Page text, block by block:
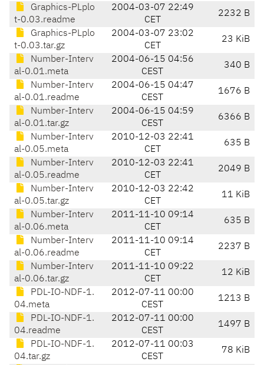
Graphics-PLplo
t-0.03.readme
2004-03-07 22:49
CET
2232 B
Graphics-PLplo
t-0.03.tar.gz
2004-03-07 23:02
CET
23 KiB
Number-Interv
al-0.01.meta
2004-06-15 04:56
CEST
340 B
Number-Interv
al-0.01.readme
2004-06-15 04:47
CEST
1676 B
Number-Interv
al-0.01.tar.gz
2004-06-15 04:59
CEST
6366 B
Number-Interv
al-0.05.meta
2010-12-03 22:41
CET
635 B
Number-Interv
al-0.05.readme
2010-12-03 22:41
CET
2049 B
Number-Interv
al-0.05.tar.gz
2010-12-03 22:42
CET
11 KiB
Number-Interv
al-0.06.meta
2011-11-10 09:14
CET
635 B
Number-Interv
al-0.06.readme
2011-11-10 09:14
CET
2237 B
Number-Interv
al-0.06.tar.gz
2011-11-10 09:22
CET
12 KiB
PDL-IO-NDF-1.
04.meta
2012-07-11 00:00
CEST
1213 B
PDL-IO-NDF-1.
04.readme
2012-07-11 00:00
CEST
1497 B
PDL-IO-NDF-1.
04.tar.gz
2012-07-11 00:03
CEST
78 KiB